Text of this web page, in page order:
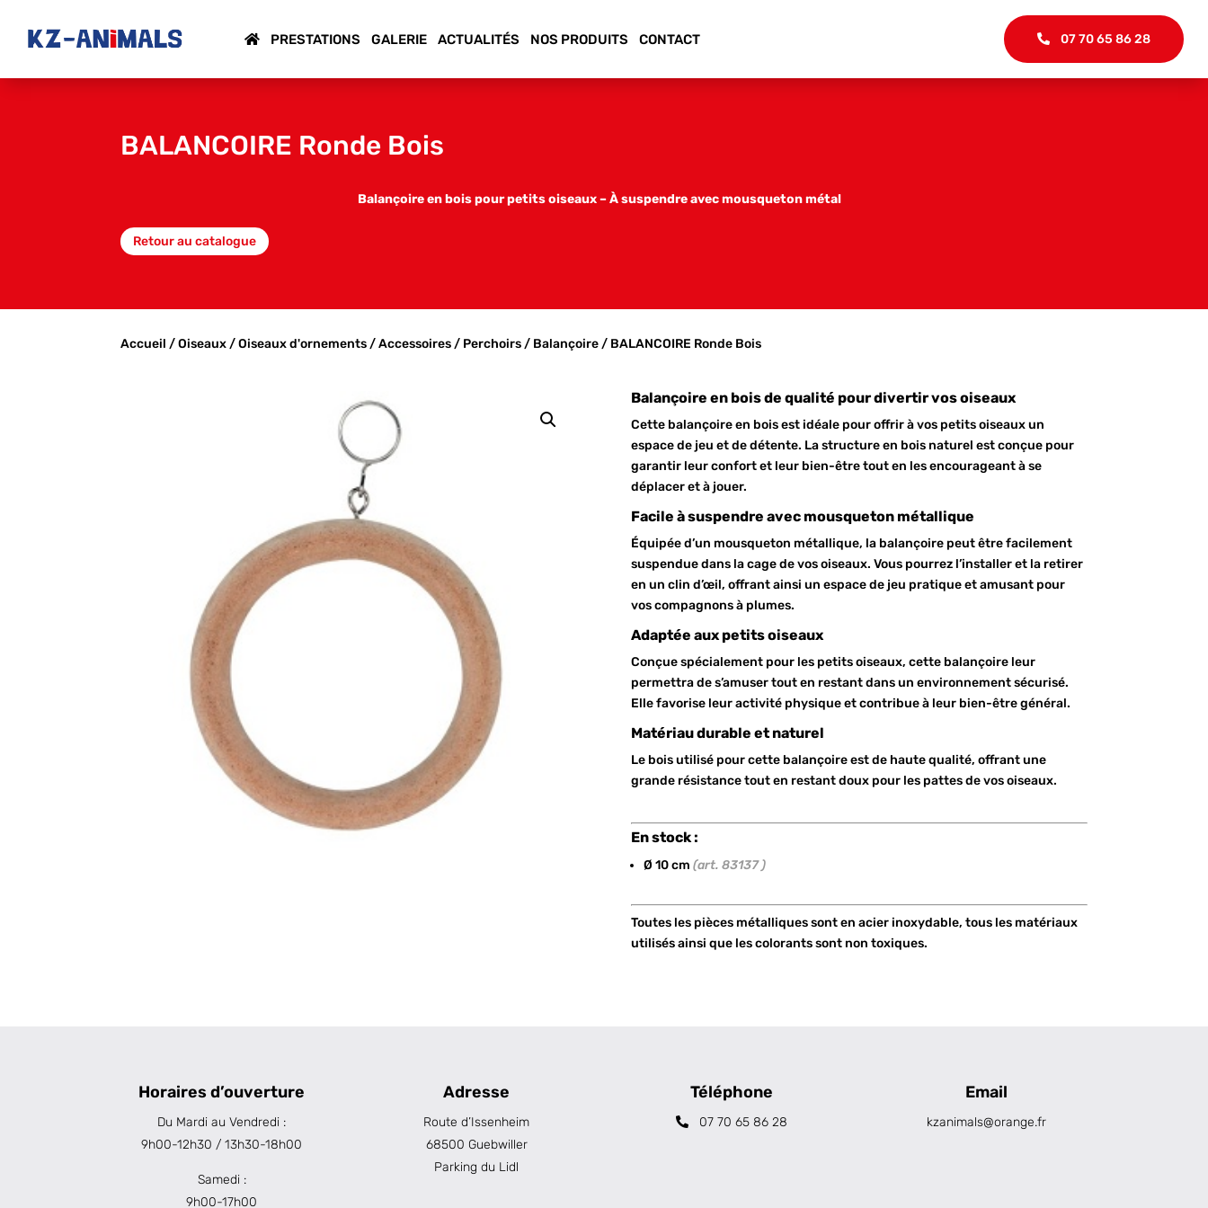
PRESTATIONS GALERIE ACTUALITÉS NOS PRODUITS CONTACT 07 70 65 86 28
BALANCOIRE Ronde Bois
Balançoire en bois pour petits oiseaux – À suspendre avec mousqueton métal
Retour au catalogue
Accueil /Oiseaux/Oiseaux d'ornements/Accessoires/ Perchoirs/ Balançoire/ BALANCOIRE Ronde Bois
Balançoire en bois de qualité pour divertir vos oiseaux
Cette balançoire en bois est idéale pour offrir à vos petits oiseaux un
espace de jeu et de détente. La structure en bois naturel est conçue pour
garantir leur confort et leur bien-être tout en les encourageant à se
déplacer et à jouer.
Facile à suspendre avec mousqueton métallique
Équipée d’un mousqueton métallique, la balançoire peut être facilement
suspendue dans la cage de vos oiseaux. Vous pourrez l’installer et la retirer
en un clin d’œil, offrant ainsi un espace de jeu pratique et amusant pour
vos compagnons à plumes.
Adaptée aux petits oiseaux
Conçue spécialement pour les petits oiseaux, cette balançoire leur
permettra de s’amuser tout en restant dans un environnement sécurisé.
Elle favorise leur activité physique et contribue à leur bien-être général.
Matériau durable et naturel
Le bois utilisé pour cette balançoire est de haute qualité, offrant une
grande résistance tout en restant doux pour les pattes de vos oiseaux.
En stock :
Ø 10 cm (art. 83137 )
Toutes les pièces métalliques sont en acier inoxydable, tous les matériaux
utilisés ainsi que les colorants sont non toxiques.
Horaires d’ouverture
Du Mardi au Vendredi :
9h00-12h30 / 13h30-18h00
Samedi :
9h00-17h00
Adresse
Route d’Issenheim
68500 Guebwiller
Parking du Lidl
Téléphone
07 70 65 86 28
Email
kzanimals@orange.fr